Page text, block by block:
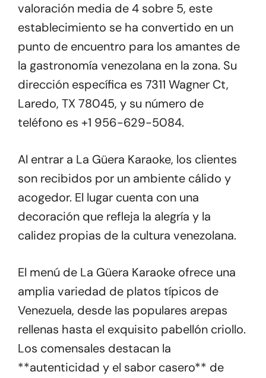
valoración media de 4 sobre 5, este
establecimiento se ha convertido en un
punto de encuentro para los amantes de
la gastronomía venezolana en la zona. Su
dirección específica es 7311 Wagner Ct,
Laredo, TX 78045, y su número de
teléfono es +1 956-629-5084.
Al entrar a La Güera Karaoke, los clientes
son recibidos por un ambiente cálido y
acogedor. El lugar cuenta con una
decoración que refleja la alegría y la
calidez propias de la cultura venezolana.
El menú de La Güera Karaoke ofrece una
amplia variedad de platos típicos de
Venezuela, desde las populares arepas
rellenas hasta el exquisito pabellón criollo.
Los comensales destacan la
**autenticidad y el sabor casero** de